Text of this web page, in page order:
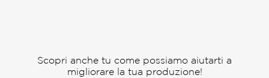
Scopri anche tu come possiamo aiutarti a
migliorare la tua produzione!